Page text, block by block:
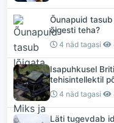
Õunapuid
õigesti teha?
4 näd tagasi
Isapuhkusel
tehisintellektil
4 näd tagasi
Läti tugevdab